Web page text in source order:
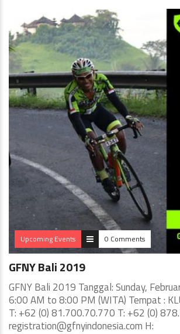
Upcoming Events 0 Comments
GFNY Bali 2019
GFNY Bali 2019 Tanggal: Sunday,
6:00 AM to 8:00 PM (WITA) Tempat :
T: +62 (0) 81.700.70.770 T: +62 (0)
registration@gfnyindonesia.com H: